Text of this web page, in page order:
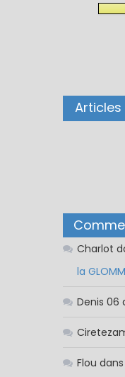
Charlot
la
Denis 06
Flou dans